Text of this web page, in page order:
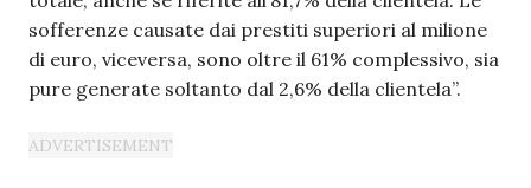
sofferenze causate dai prestiti superiori al milione
di euro, viceversa, sono oltre il 61% complessivo, sia
pure generate soltanto dal 2,6% della clientela”.